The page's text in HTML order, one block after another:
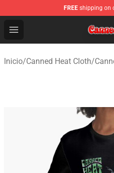
FREE shipping on
Open menu
Canned Heat Store -
Inicio/Canned Heat Cloth/